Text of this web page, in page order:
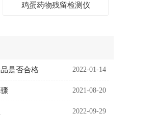
鸡蛋药物残留检测仪
是否合格 2022-01-14
2021-08-20
2022-09-29